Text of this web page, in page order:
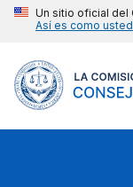
Un sitio oficial del
Así es como